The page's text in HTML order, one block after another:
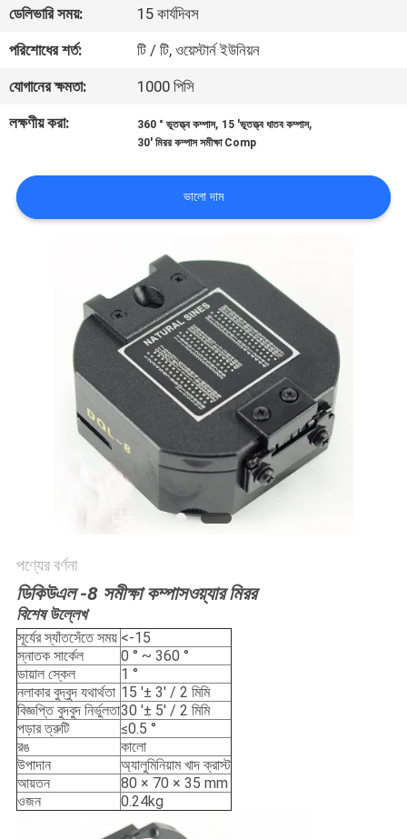
নিয়ন্ত্রণ
যোগাযোগ
করুন
খবর
মামলা
PRIVACY
POLICY
ডেলিভারি সময়:
15 কার্যদিবস
পরিশোধের শর্ত:
টি / টি, ওয়েস্টার্ন ইউনিয়ন
যোগানের ক্ষমতা:
1000 পিসি
লক্ষণীয় করা:
360 ° ভূতত্ত্ব কম্পাস, 15 'ভূতত্ত্ব ধাতব কম্পাস,
30' মিরর কম্পাস সমীক্ষা Comp
ভালো দাম
পণ্যের বর্ণনা
ডিকিউএল -8 সমীক্ষা কম্পাসওয়্যার মিরর
বিশেষ উল্লেখ
সূর্যের স্যাঁতসেঁতে সময় <-15
স্নাতক সার্কেল
0 ° ~ 360 °
ডায়াল স্কেল
1 °
নলাকার বুদ্বুদ যথার্থতা 15 '± 3' / 2 মিমি
বিজ্ঞপ্তি বুদবুদ নির্ভুলতা30 '± 5' / 2 মিমি
পড়ার ত্রুটি
≤0.5 °
রঙ
কালো
উপাদান
অ্যালুমিনিয়াম খাদ ক্রাস্ট
আয়তন
80 × 70 × 35 mm
ওজন
0.24kg